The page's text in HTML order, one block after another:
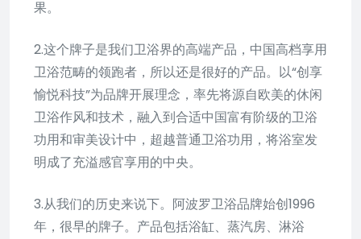
果。
2.这个牌子是我们卫浴界的高端产品，中国高档享用
卫浴范畴的领跑者，所以还是很好的产品。以“创享
愉悦科技”为品牌开展理念，率先将源自欧美的休闲
卫浴作风和技术，融入到合适中国富有阶级的卫浴
功用和审美设计中，超越普通卫浴功用，将浴室发
明成了充溢感官享用的中央。
3.从我们的历史来说下。阿波罗卫浴品牌始创1996
年，很早的牌子。产品包括浴缸、蒸汽房、淋浴